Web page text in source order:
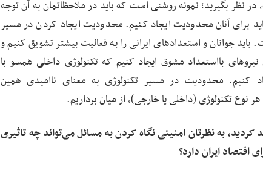
نظر بگیرید؛ نمونه روشنی است که باید در ملاحظاتمان به آن توجه
برای آنان محدودیت ایجاد کنیم. محدودیت ایجاد کردن در مسیر
جوانان و استعدادهای ایرانی را به فعالیت بیشتر تشویق کنیم و
بااستعداد مشوق ایجاد کنیم که تکنولوژی داخلی همسو با
کنیم. محدودیت در مسیر تکنولوژی به معنای ناامیدی همین
تکنولوژی (داخلی یا خارجی)، از میان برداریم.
به نظرتان امنیتی نگاه کردن به مسائل می‌تواند چه تاثیری
اقتصاد ایران دارد؟